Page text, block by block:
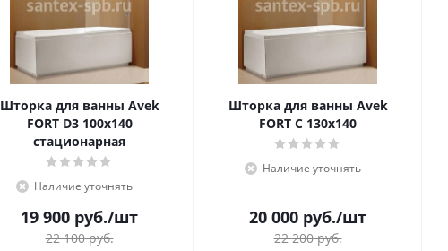
Шторка для ванны Avek
FORT D3 100х140
стационарная
Наличие уточнять
19 900 руб./шт
22 100руб.
Шторка для ванны Avek
FORT C 130х140
Наличие уточнять
20 000 руб./шт
22 200руб.